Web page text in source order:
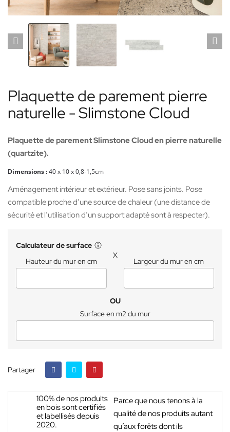
Plaquette de parement pierre
naturelle - Slimstone Cloud
Plaquette de parement Slimstone Cloud en pierre naturelle
(quartzite).
Dimensions :40x 10 x 0,8-1,5cm
Aménagement intérieur et extérieur. Pose sans joints. Pose
compatible proche d’une source de chaleur (une distance de
sécurité et l’utilisation d’un support adapté sont à respecter).
Calculateur de surface
Hauteur du mur en cm
X
Largeur du mur en cm
OU
Surface en m2 du mur
Partager
100% de nos produits
en bois sont certifiés
et labellisés depuis
2020.
Parce que nous tenons à la
qualité de nos produits autant
qu’aux forêts dont ils